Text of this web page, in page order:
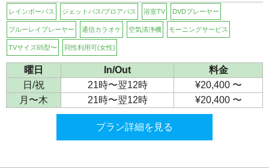
レインボーバス ジェットバス/ブロアバス 浴室TV DVDプレーヤー
ブルーレイプレーヤー 通信カラオケ 空気清浄機 モーニングサービス
TVサイズ65型〜 同性利用可(女性)
曜日 In/Out
料金
日/祝
21時〜翌12時
¥20,400 〜
月〜木
21時〜翌12時 ¥20,400 〜
プラン詳細を見る